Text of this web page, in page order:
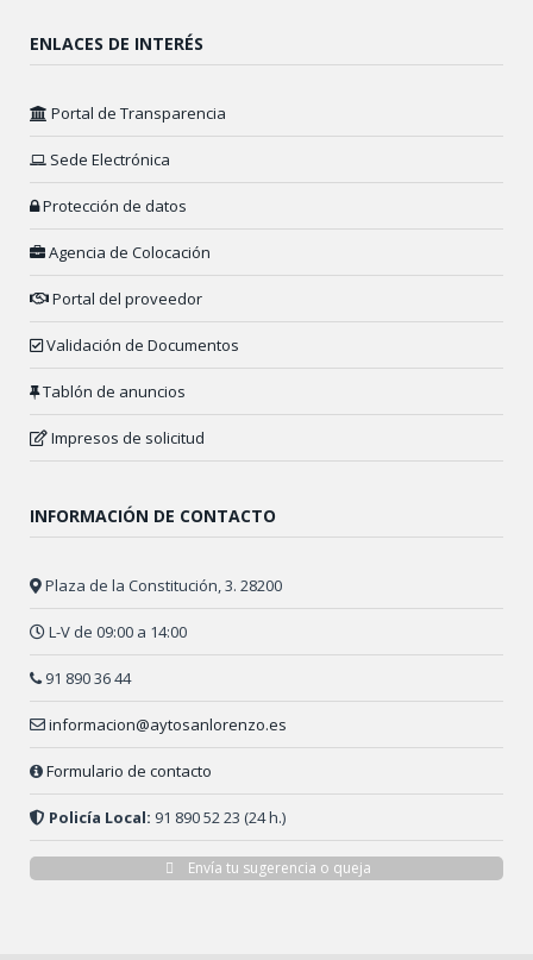
ENLACES DE INTERÉS
Portal de Transparencia
Sede Electrónica
Protección de datos
Agencia de Colocación
Portal del proveedor
Validación de Documentos
Tablón de anuncios
Impresos de solicitud
INFORMACIÓN DE CONTACTO
Plaza de la Constitución, 3. 28200
L-V de 09:00 a 14:00
91 890 36 44
informacion@aytosanlorenzo.es
Formulario de contacto
Policía Local: 91 890 52 23 (24 h.)
Envía tu sugerencia o queja